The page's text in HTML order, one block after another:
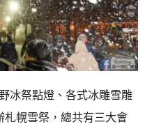
冰祭點燈、各式冰雕雪雕
札幌雪祭，總共有三大會